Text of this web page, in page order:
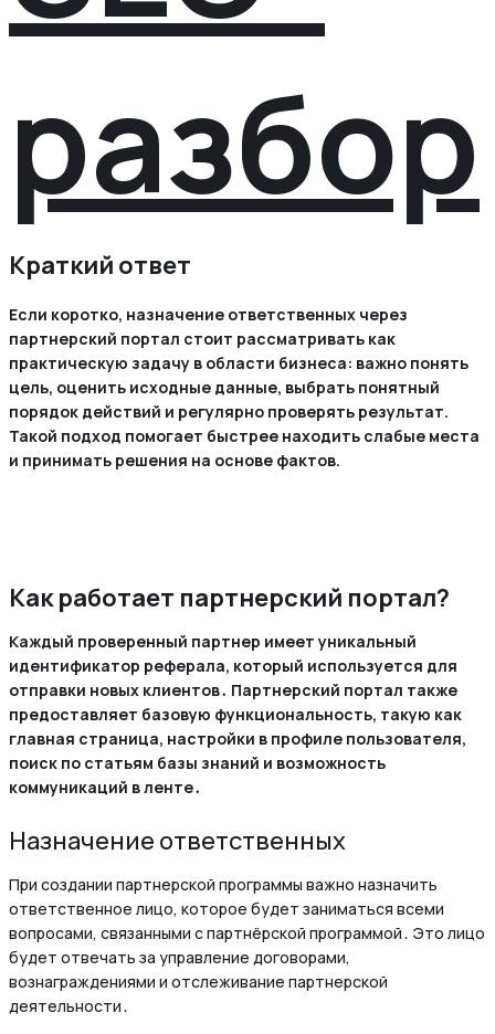
разбор
Краткий ответ
Если коротко, назначение ответственных через
партнерский портал стоит рассматривать как
практическую задачу в области бизнеса: важно понять
цель, оценить исходные данные, выбрать понятный
порядок действий и регулярно проверять результат.
Такой подход помогает быстрее находить слабые места
и принимать решения на основе фактов.
Как работает партнерский портал?
Каждый проверенный партнер имеет уникальный
идентификатор реферала, который используется для
отправки новых клиентов․ Партнерский портал также
предоставляет базовую функциональность, такую как
главная страница, настройки в профиле пользователя,
поиск по статьям базы знаний и возможность
коммуникаций в ленте․
Назначение ответственных
При создании партнерской программы важно назначить
ответственное лицо, которое будет заниматься всеми
вопросами, связанными с партнёрской программой․ Это лицо
будет отвечать за управление договорами,
вознаграждениями и отслеживание партнерской
деятельности․